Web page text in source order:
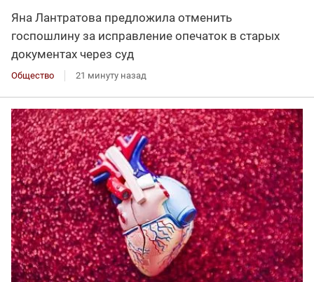
Яна Лантратова предложила отменить
госпошлину за исправление опечаток в старых
документах через суд
Общество 21 минуту назад